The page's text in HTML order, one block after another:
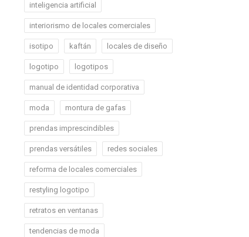
inteligencia artificial
interiorismo de locales comerciales
isotipo kaftán locales de diseño
logotipo logotipos
manual de identidad corporativa
moda montura de gafas
prendas imprescindibles
prendas versátiles redes sociales
reforma de locales comerciales
restyling logotipo
retratos en ventanas
tendencias de moda